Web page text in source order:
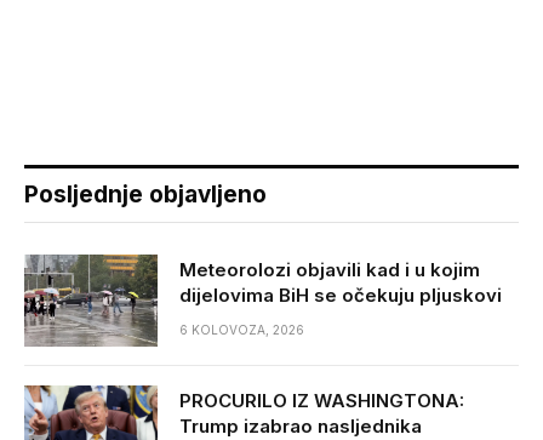
Posljednje objavljeno
Meteorolozi objavili kad i u kojim
dijelovima BiH se očekuju pljuskovi
6 KOLOVOZA, 2026
PROCURILO IZ WASHINGTONA:
Trump izabrao nasljednika